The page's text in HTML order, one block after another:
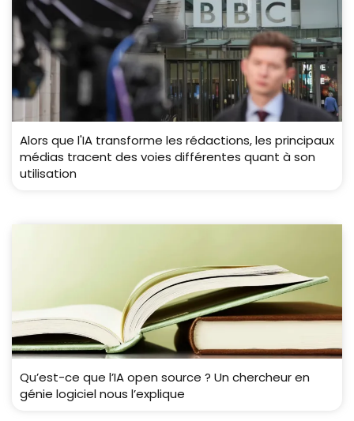
Alors que l'IA transforme les rédactions, les principaux
médias tracent des voies différentes quant à son
utilisation
Qu’est-ce que l’IA open source ? Un chercheur en
génie logiciel nous l’explique